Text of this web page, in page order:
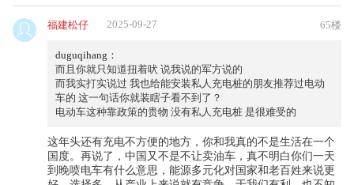
福建松仔 2025-09-27 65楼
duguqihang：
而且你就只知道扭着吠 说我说的军方说的
而我实打实说过 我也给能安装私人充电桩的朋友推荐过电动
车的 这一句话你就装瞎子看不到了？
电动车这种靠政策的贵物 没有私人充电桩 是很难受的
这年头还有充电不方便的地方，你和我真的不是生活在一个
国度。再说了，中国又不是不让卖油车，真不明白你们一天
到晚喷电车有什么意思，能源多元化对国家和老百姓来说更